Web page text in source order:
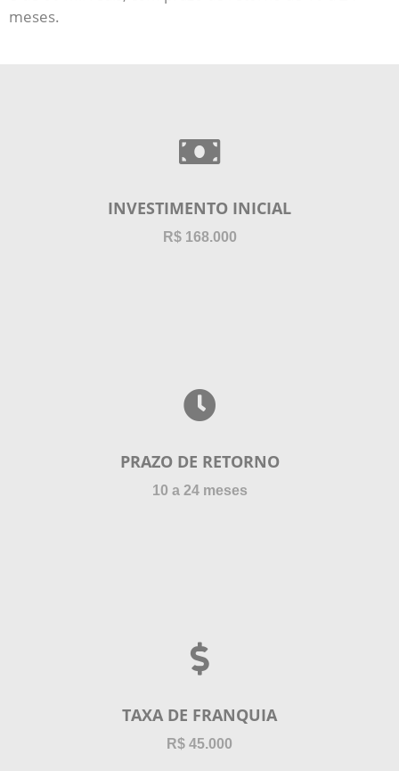
meses.
INVESTIMENTO INICIAL
R$ 168.000
PRAZO DE RETORNO
10 a 24 meses
TAXA DE FRANQUIA
R$ 45.000